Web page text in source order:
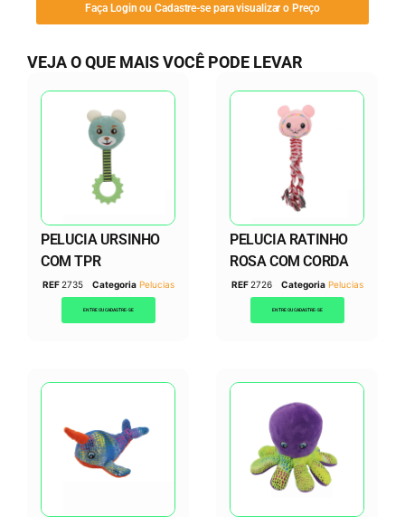
Faça Login ou Cadastre-se para visualizar o Preço
VEJA O QUE MAIS VOCÊ PODE LEVAR
PELUCIA URSINHO
COM TPR
REF2735 Categoria Pelucias
ENTRE OU CADASTRE-SE
PELUCIA RATINHO
ROSA COM CORDA
REF2726 Categoria Pelucias
ENTRE OU CADASTRE-SE